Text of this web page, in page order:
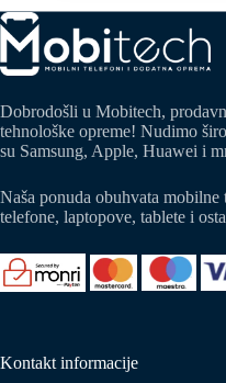
Dobrodošli u Mobitech,
tehnološke opreme! Nudimo
su Samsung, Apple, Huawei i
Naša ponuda obuhvata
telefone, laptopove, tablete i
Kontakt informacije